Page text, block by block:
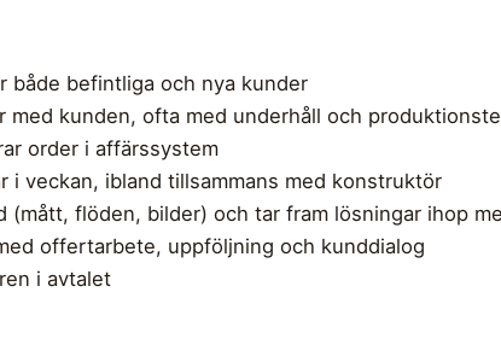
både befintliga och nya kunder
med kunden, ofta med underhåll och
order i affärssystem
i veckan, ibland tillsammans med konstruktör
(mått, flöden, bilder) och tar fram lösningar ihop
offertarbete, uppföljning och kunddialog
i avtalet